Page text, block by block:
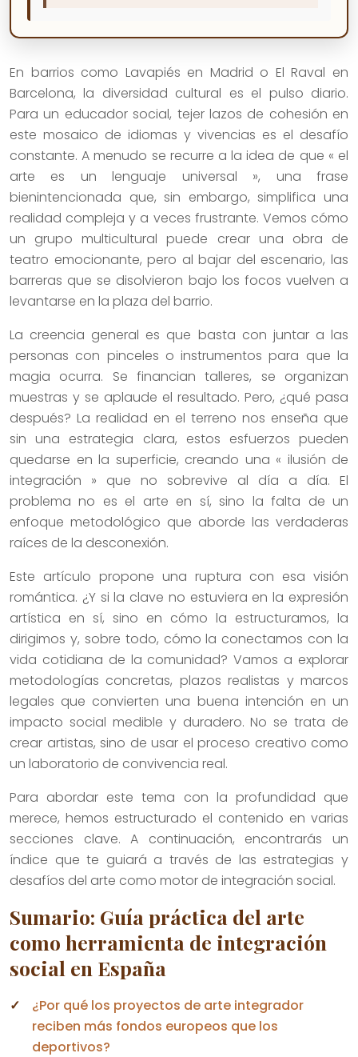
En barrios como Lavapiés en Madrid o El Raval en
Barcelona, la diversidad cultural es el pulso diario.
Para un educador social, tejer lazos de cohesión en
este mosaico de idiomas y vivencias es el desafío
constante. A menudo se recurre a la idea de que « el
arte es un lenguaje universal », una frase
bienintencionada que, sin embargo, simplifica una
realidad compleja y a veces frustrante. Vemos cómo
un grupo multicultural puede crear una obra de
teatro emocionante, pero al bajar del escenario, las
barreras que se disolvieron bajo los focos vuelven a
levantarse en la plaza del barrio.
La creencia general es que basta con juntar a las
personas con pinceles o instrumentos para que la
magia ocurra. Se financian talleres, se organizan
muestras y se aplaude el resultado. Pero, ¿qué pasa
después? La realidad en el terreno nos enseña que
sin una estrategia clara, estos esfuerzos pueden
quedarse en la superficie, creando una « ilusión de
integración » que no sobrevive al día a día. El
problema no es el arte en sí, sino la falta de un
enfoque metodológico que aborde las verdaderas
raíces de la desconexión.
Este artículo propone una ruptura con esa visión
romántica. ¿Y si la clave no estuviera en la expresión
artística en sí, sino en cómo la estructuramos, la
dirigimos y, sobre todo, cómo la conectamos con la
vida cotidiana de la comunidad? Vamos a explorar
metodologías concretas, plazos realistas y marcos
legales que convierten una buena intención en un
impacto social medible y duradero. No se trata de
crear artistas, sino de usar el proceso creativo como
un laboratorio de convivencia real.
Para abordar este tema con la profundidad que
merece, hemos estructurado el contenido en varias
secciones clave. A continuación, encontrarás un
índice que te guiará a través de las estrategias y
desafíos del arte como motor de integración social.
Sumario: Guía práctica del arte
como herramienta de integración
social en España
¿Por qué los proyectos de arte integrador
reciben más fondos europeos que los
deportivos?